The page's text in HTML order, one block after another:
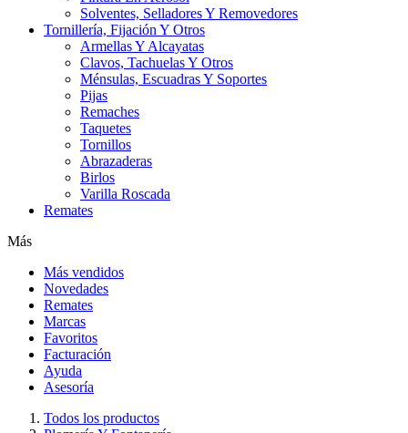
Solventes, Selladores Y Removedores
Tornillería, Fijación Y Otros
Armellas Y Alcayatas
Clavos, Tachuelas Y Otros
Ménsulas, Escuadras Y Soportes
Pijas
Remaches
Taquetes
Tornillos
Abrazaderas
Birlos
Varilla Roscada
Remates
Más
Más vendidos
Novedades
Remates
Marcas
Favoritos
Facturación
Ayuda
Asesoría
Todos los productos